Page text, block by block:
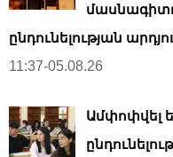
ընդունելության
11:37-05.08.26
Ամփոփվել